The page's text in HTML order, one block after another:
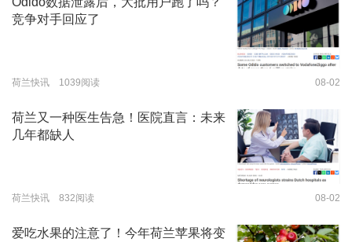
竞争对手回应了
荷兰快讯 1039阅读 08-02
荷兰又一种医生告急！医院直言：未来
几年都缺人
荷兰快讯 832阅读 08-02
爱吃水果的注意了！今年荷兰苹果将变